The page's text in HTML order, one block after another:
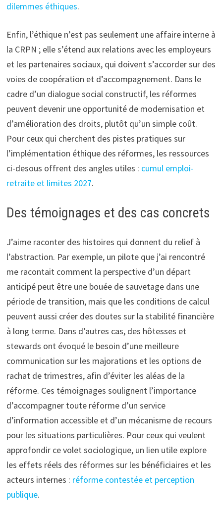
dilemmes éthiques.
Enfin, l’éthique n’est pas seulement une affaire interne à
la CRPN ; elle s’étend aux relations avec les employeurs
et les partenaires sociaux, qui doivent s’accorder sur des
voies de coopération et d’accompagnement. Dans le
cadre d’un dialogue social constructif, les réformes
peuvent devenir une opportunité de modernisation et
d’amélioration des droits, plutôt qu’un simple coût.
Pour ceux qui cherchent des pistes pratiques sur
l’implémentation éthique des réformes, les ressources
ci-desous offrent des angles utiles : cumul emploi-
retraite et limites 2027.
Des témoignages et des cas concrets
J’aime raconter des histoires qui donnent du relief à
l’abstraction. Par exemple, un pilote que j’ai rencontré
me racontait comment la perspective d’un départ
anticipé peut être une bouée de sauvetage dans une
période de transition, mais que les conditions de calcul
peuvent aussi créer des doutes sur la stabilité financière
à long terme. Dans d’autres cas, des hôtesses et
stewards ont évoqué le besoin d’une meilleure
communication sur les majorations et les options de
rachat de trimestres, afin d’éviter les aléas de la
réforme. Ces témoignages soulignent l’importance
d’accompagner toute réforme d’un service
d’information accessible et d’un mécanisme de recours
pour les situations particulières. Pour ceux qui veulent
approfondir ce volet sociologique, un lien utile explore
les effets réels des réformes sur les bénéficiaires et les
acteurs internes : réforme contestée et perception
publique.